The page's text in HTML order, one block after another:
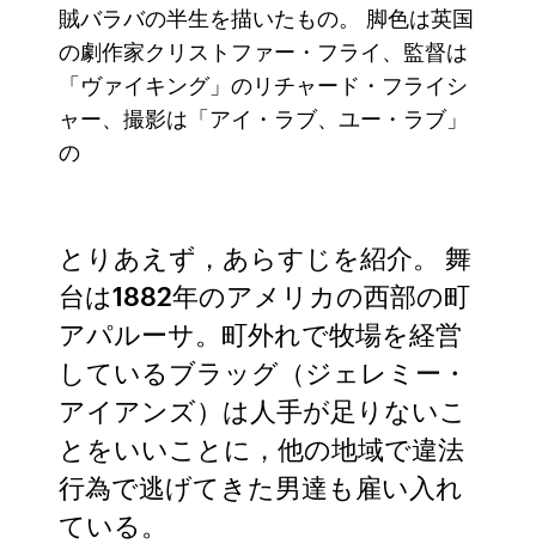
賊バラバの半生を描いたもの。 脚色は英国
の劇作家クリストファー・フライ、監督は
「ヴァイキング」のリチャード・フライシ
ャー、撮影は「アイ・ラブ、ユー・ラブ」
の
とりあえず，あらすじを紹介。 舞
台は1882年のアメリカの西部の町
アパルーサ。町外れで牧場を経営
しているブラッグ（ジェレミー・
アイアンズ）は人手が足りないこ
とをいいことに，他の地域で違法
行為で逃げてきた男達も雇い入れ
ている。